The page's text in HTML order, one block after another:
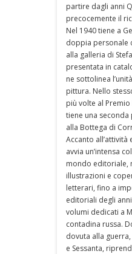
partire dagli anni
precocemente il
Nel 1940 tiene a
doppia personale
alla galleria di
presentata in
ne sottolinea
pittura. Nello
più volte al
tiene una seconda
alla Bottega di
Accanto all’attività
avvia un’intensa
mondo editoriale,
illustrazioni e
letterari, fino a
editoriali degli
volumi dedicati a
contadina russa.
dovuta alla
e Sessanta,